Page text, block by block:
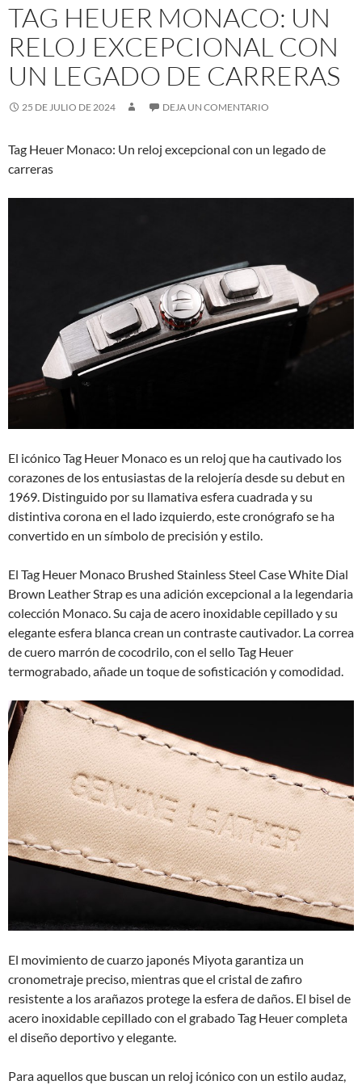
TAG HEUER MONACO: UN
RELOJ EXCEPCIONAL CON
UN LEGADO DE CARRERAS
25 DE JULIO DE 2024 DEJA UN COMENTARIO
Tag Heuer Monaco: Un reloj excepcional con un legado de
carreras
El icónico Tag Heuer Monaco es un reloj que ha cautivado los
corazones de los entusiastas de la relojería desde su debut en
1969. Distinguido por su llamativa esfera cuadrada y su
distintiva corona en el lado izquierdo, este cronógrafo se ha
convertido en un símbolo de precisión y estilo.
El Tag Heuer Monaco Brushed Stainless Steel Case White Dial
Brown Leather Strap es una adición excepcional a la legendaria
colección Monaco. Su caja de acero inoxidable cepillado y su
elegante esfera blanca crean un contraste cautivador. La correa
de cuero marrón de cocodrilo, con el sello Tag Heuer
termograbado, añade un toque de sofisticación y comodidad.
El movimiento de cuarzo japonés Miyota garantiza un
cronometraje preciso, mientras que el cristal de zafiro
resistente a los arañazos protege la esfera de daños. El bisel de
acero inoxidable cepillado con el grabado Tag Heuer completa
el diseño deportivo y elegante.
Para aquellos que buscan un reloj icónico con un estilo audaz,